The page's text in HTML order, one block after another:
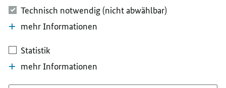
Technisch notwendig (nicht abwählbar)
mehr Informationen
Statistik
mehr Informationen